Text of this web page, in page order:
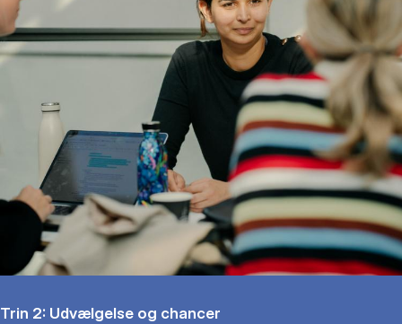
Trin 2: Udvælgelse og chancer